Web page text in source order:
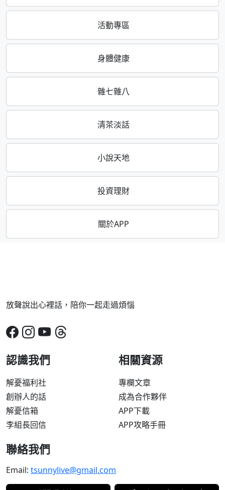
活動專區
身體健康
雜七雜八
清茶淡話
小說天地
投資理財
關於APP
放聲說出心裡話，陪你一起走過煩惱
認識我們
解憂福利社
創辦人的話
解憂信箱
李組長回信
相關資源
專欄文章
成為合作夥伴
APP下載
APP攻略手冊
聯絡我們
Email: tsunnylive@gmail.com